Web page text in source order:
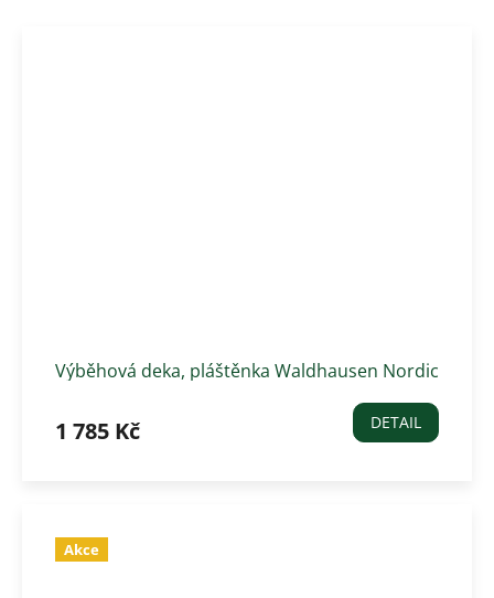
Výběhová deka, pláštěnka Waldhausen Nordic
1 785 Kč DETAIL
Akce